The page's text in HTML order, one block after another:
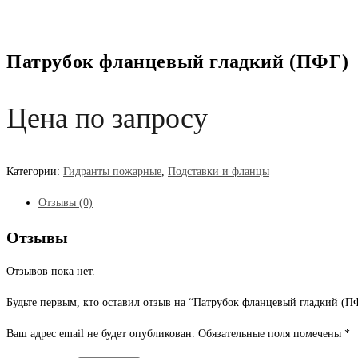
Патрубок фланцевый гладкий (ПФГ)
Цена по запросу
Категории: Гидранты пожарные Подставки и фланцы
Отзывы (0)
Отзывы
Отзывов пока нет.
Будьте первым, кто оставил отзыв на “Патрубок фланцевый гладкий
Ваш адрес email не будет опубликован. Обязательные поля помечены *